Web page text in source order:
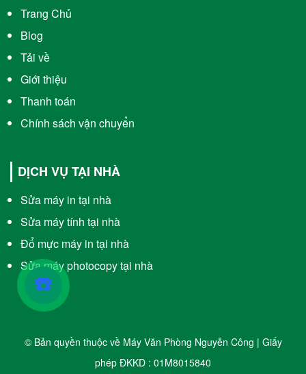
Trang Chủ
Blog
Tải về
Giới thiệu
Thanh toán
Chính sách vận chuyển
DỊCH VỤ TẠI NHÀ
Sửa máy in tại nhà
Sửa máy tính tại nhà
Đổ mực máy in tại nhà
Sửa máy photocopy tại nhà
© Bản quyền thuộc về Máy Văn Phòng Nguyễn Công | Giấy
phép ĐKKD : 01M8015840
☎️